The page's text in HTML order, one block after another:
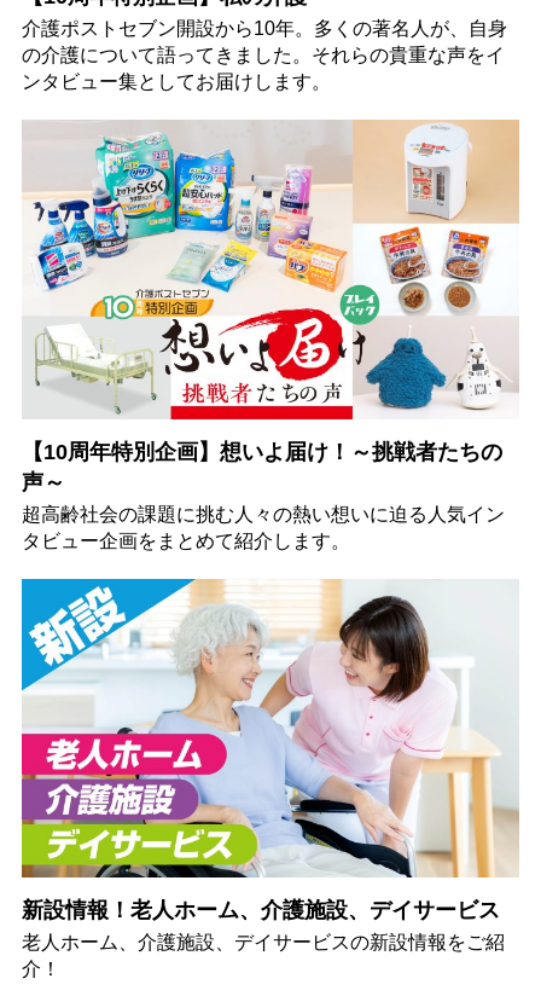
介護ポストセブン開設から10年。多くの著名人が、自身
の介護について語ってきました。それらの貴重な声をイ
ンタビュー集としてお届けします。
【10周年特別企画】想いよ届け！～挑戦者たちの
声～
超高齢社会の課題に挑む人々の熱い想いに迫る人気イン
タビュー企画をまとめて紹介します。
新設情報！老人ホーム、介護施設、デイサービス
老人ホーム、介護施設、デイサービスの新設情報をご紹
介！